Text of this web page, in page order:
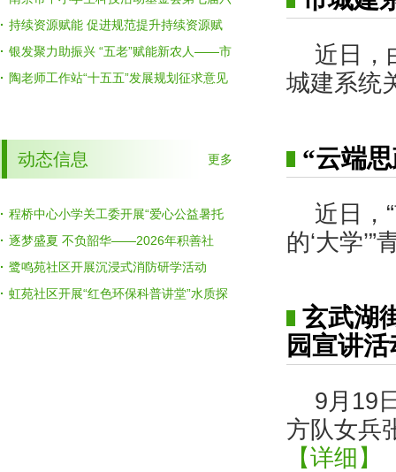
金金视频
次理事会召开
· 持续资源赋能 促进规范提升持续资源赋
能 促进规范提升——全市校外教育辅导站
提升工作座谈会召开
· 银发聚力助振兴 “五老”赋能新农人——市
关工委召开加强“三扶两创”“五老”工作室建
· 陶老师工作站“十五五”发展规划征求意见
动态信息 更多
· 程桥中心小学关工委开展“爱心公益暑托
班”活动
· 逐梦盛夏 不负韶华——2026年积善社
区“圆梦兴隆”暑期夏令营圆满结营
· 鹭鸣苑社区开展沉浸式消防研学活动
· 虹苑社区开展“红色环保科普讲堂”水质探
近日，
城建系统
“云端
近日，
的‘大学
玄武湖
园宣讲活
9月19
方队女兵
【详细】